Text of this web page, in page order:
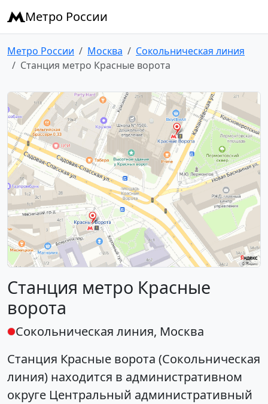
Метро России
Метро России Москва
Сокольническая линия
Станция метро Красные ворота
Станция метро Красные
ворота
Сокольническая линия, Москва
Станция Красные ворота (Сокольническая
линия) находится в административном
округе Центральный административный